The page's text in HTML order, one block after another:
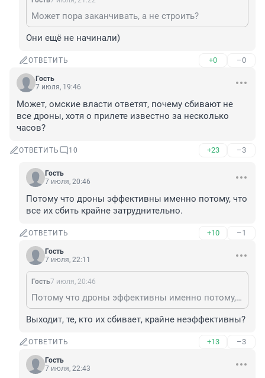
Может пора заканчивать, а не строить?
Они ещё не начинали)
ОТВЕТИТЬ +0 –0
Гость
7 июля, 19:46
Может, омские власти ответят, почему сбивают не
все дроны, хотя о прилете известно за несколько
часов?
ОТВЕТИТЬ 10 +23 –3
Гость
7 июля, 20:46
Потому что дроны эффективны именно потому, что
все их сбить крайне затруднительно.
ОТВЕТИТЬ +10 –1
Гость
7 июля, 22:11
Гость7 июля, 20:46
Потому что дроны эффективны именно потому, что все их сбить крайне затруднительно.
Выходит, те, кто их сбивает, крайне неэффективны?
ОТВЕТИТЬ +13 –3
Гость
7 июля, 22:43